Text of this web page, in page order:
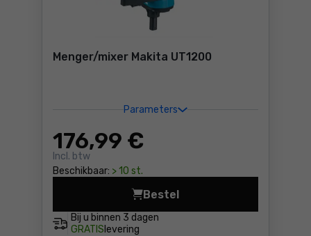
Menger/mixer Makita UT1200
Parameters
176,99 €
Incl. btw
Beschikbaar: > 10 st.
Bij u binnen 3 dagen
GRATIS levering
Bestel
Menger/mixer Makita